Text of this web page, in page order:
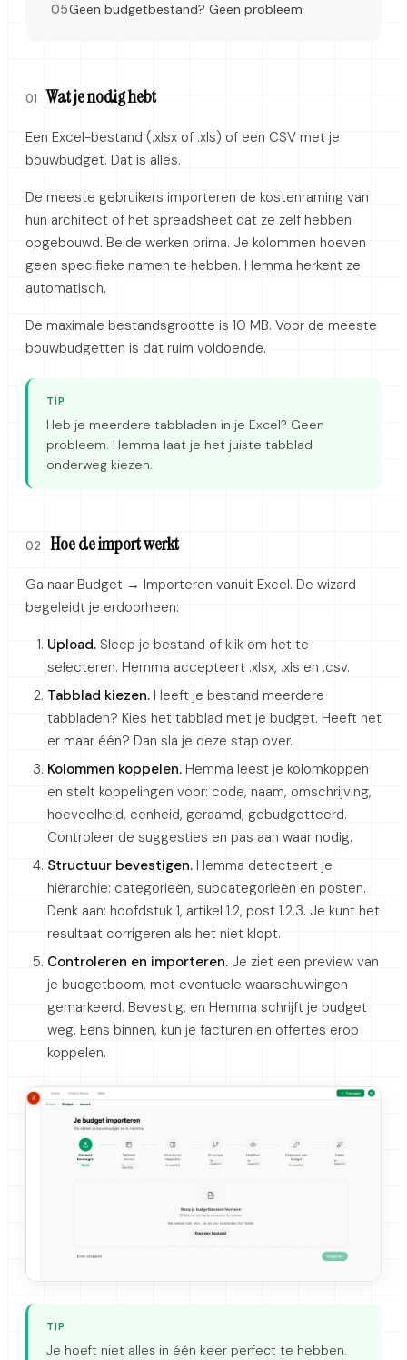
Geen budgetbestand? Geen probleem
01 Wat je nodig hebt
Een Excel-bestand (.xlsx of .xls) of een CSV met je
bouwbudget. Dat is alles.
De meeste gebruikers importeren de kostenraming van
hun architect of het spreadsheet dat ze zelf hebben
opgebouwd. Beide werken prima. Je kolommen hoeven
geen specifieke namen te hebben. Hemma herkent ze
automatisch.
De maximale bestandsgrootte is 10 MB. Voor de meeste
bouwbudgetten is dat ruim voldoende.
TIP
Heb je meerdere tabbladen in je Excel? Geen
probleem. Hemma laat je het juiste tabblad
onderweg kiezen.
02 Hoe de import werkt
Ga naar Budget → Importeren vanuit Excel. De wizard
begeleidt je erdoorheen:
Upload. Sleep je bestand of klik om het te
selecteren. Hemma accepteert .xlsx, .xls en .csv.
Tabblad kiezen. Heeft je bestand meerdere
tabbladen? Kies het tabblad met je budget. Heeft het
er maar één? Dan sla je deze stap over.
Kolommen koppelen. Hemma leest je kolomkoppen
en stelt koppelingen voor: code, naam, omschrijving,
hoeveelheid, eenheid, geraamd, gebudgetteerd.
Controleer de suggesties en pas aan waar nodig.
Structuur bevestigen. Hemma detecteert je
hiërarchie: categorieën, subcategorieën en posten.
Denk aan: hoofdstuk 1, artikel 1.2, post 1.2.3. Je kunt het
resultaat corrigeren als het niet klopt.
Controleren en importeren. Je ziet een preview van
je budgetboom, met eventuele waarschuwingen
gemarkeerd. Bevestig, en Hemma schrijft je budget
weg. Eens binnen, kun je facturen en offertes erop
koppelen.
TIP
Je hoeft niet alles in één keer perfect te hebben.